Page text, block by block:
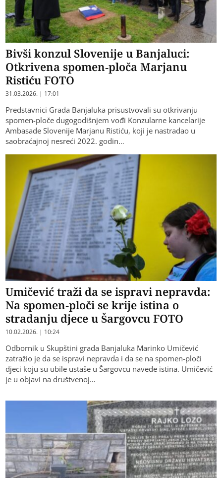
Bivši konzul Slovenije u Banjaluci:
Otkrivena spomen-ploča Marjanu
Ristiću FOTO
31.03.2026. | 17:01
Predstavnici Grada Banjaluka prisustvovali su otkrivanju
spomen-ploče dugogodišnjem vođi Konzularne kancelarije
Ambasade Slovenije Marjanu Ristiću, koji je nastradao u
saobraćajnoj nesreći 2022. godin…
Umičević traži da se ispravi nepravda:
Na spomen-ploči se krije istina o
stradanju djece u Šargovcu FOTO
10.02.2026. | 10:24
Odbornik u Skupštini grada Banjaluka Marinko Umičević
zatražio je da se ispravi nepravda i da se na spomen-ploči
djeci koju su ubile ustaše u Šargovcu navede istina. Umičević
je u objavi na društvenoj…